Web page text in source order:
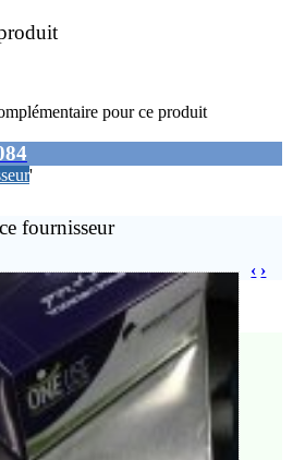
pour ce produit
'
fournisseur
‹ ›